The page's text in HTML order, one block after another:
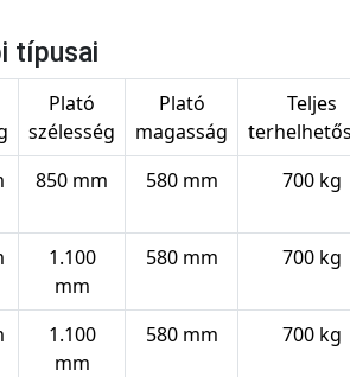
típusai
Plató
szélesség
Plató
magasság
Teljes
850 mm 580 mm 700 kg
1.100
mm
580 mm 700 kg
1.100
mm
580 mm 700 kg